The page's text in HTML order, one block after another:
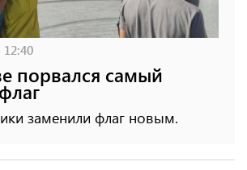
порвался самый
заменили флаг новым.